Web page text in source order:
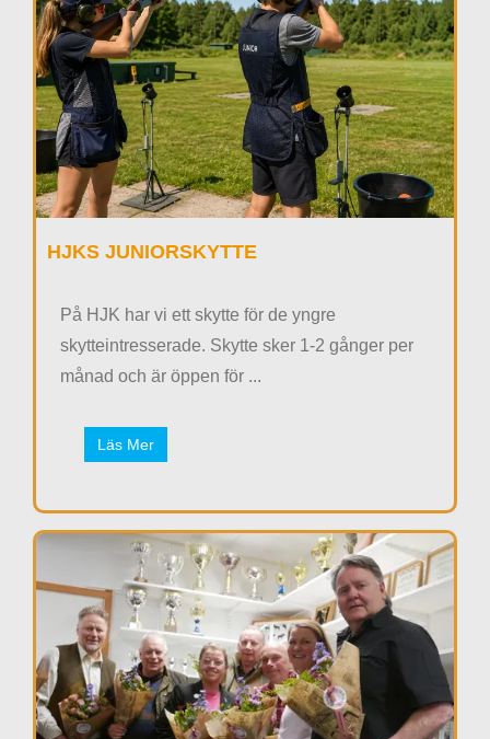
HJKS JUNIORSKYTTE
På HJK har vi ett skytte för de yngre
skytteintresserade. Skytte sker 1-2 gånger per
månad och är öppen för ...
Läs Mer